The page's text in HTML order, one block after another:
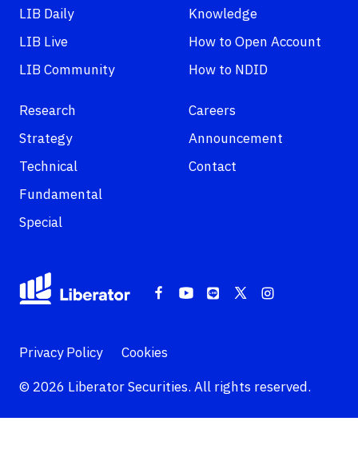
LIB Daily
LIB Live
LIB Community
Knowledge
How to Open Account
How to NDID
Research
Strategy
Technical
Fundamental
Special
Careers
Announcement
Contact
Privacy Policy
Cookies
© 2026 Liberator Securities. All rights reserved.